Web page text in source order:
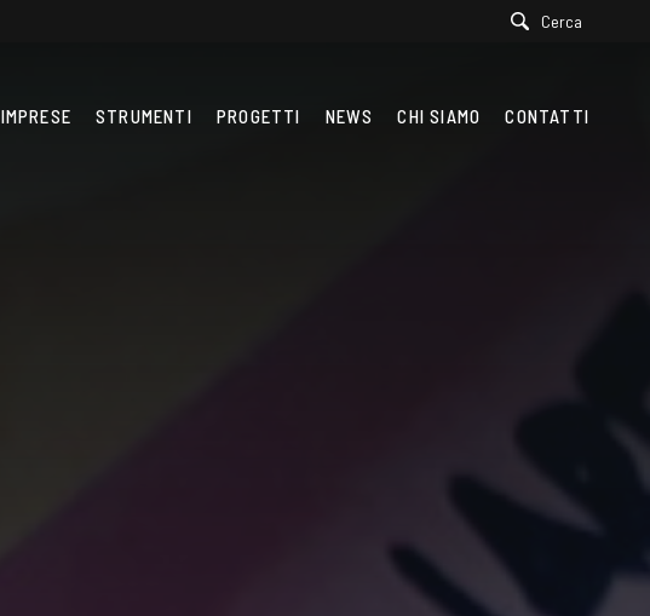
Cerca
IMPRESE STRUMENTI PROGETTI NEWS CHI SIAMO CONTATTI